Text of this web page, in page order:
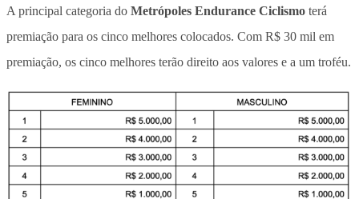
A principal categoria do Metrópoles Endurance Ciclismo terá
premiação para os cinco melhores colocados. Com R$ 30 mil em
premiação, os cinco melhores terão direito aos valores e a um troféu.